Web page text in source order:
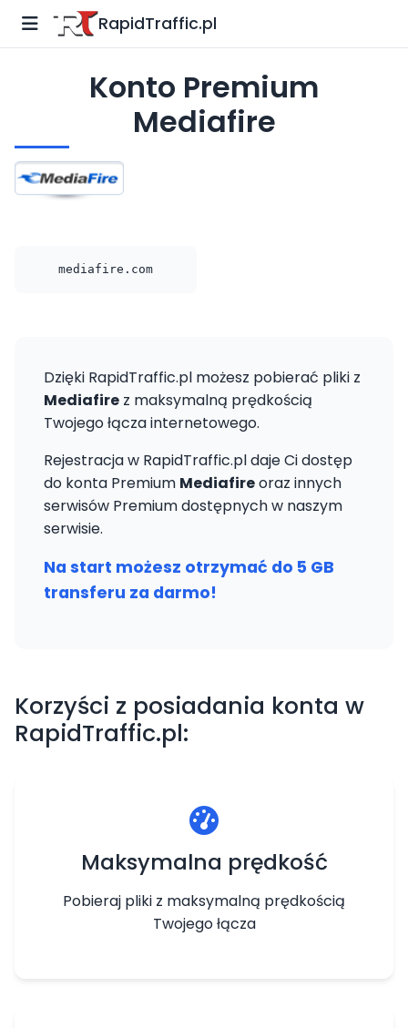
RapidTraffic.pl
Konto Premium
Mediafire
mediafire.com
Dzięki RapidTraffic.pl możesz pobierać pliki z
Mediafire z maksymalną prędkością
Twojego łącza internetowego.
Rejestracja w RapidTraffic.pl daje Ci dostęp
do konta Premium Mediafireoraz innych
serwisów Premium dostępnych w naszym
serwisie.
Na start możesz otrzymać do 5 GB
transferu za darmo!
Korzyści z posiadania konta w
RapidTraffic.pl:
Maksymalna prędkość
Pobieraj pliki z maksymalną prędkością
Twojego łącza